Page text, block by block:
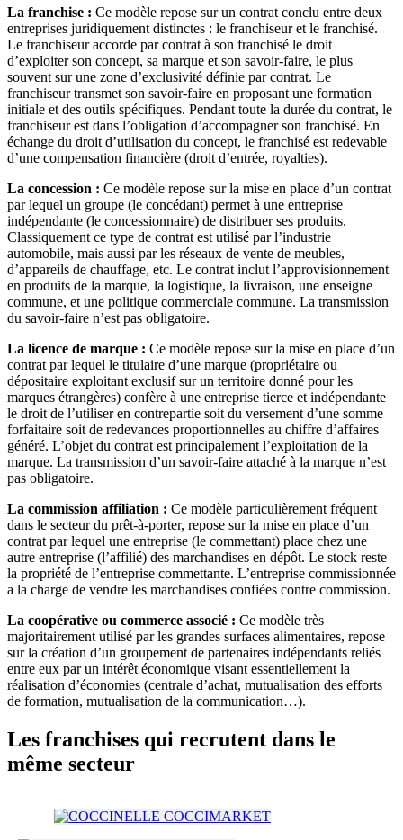
La franchise : Ce modèle repose sur un contrat conclu entre deux
entreprises juridiquement distinctes : le franchiseur et le franchisé.
Le franchiseur accorde par contrat à son franchisé le droit
d’exploiter son concept, sa marque et son savoir-faire, le plus
souvent sur une zone d’exclusivité définie par contrat. Le
franchiseur transmet son savoir-faire en proposant une formation
initiale et des outils spécifiques. Pendant toute la durée du contrat, le
franchiseur est dans l’obligation d’accompagner son franchisé. En
échange du droit d’utilisation du concept, le franchisé est redevable
d’une compensation financière (droit d’entrée, royalties).
La concession : Ce modèle repose sur la mise en place d’un contrat
par lequel un groupe (le concédant) permet à une entreprise
indépendante (le concessionnaire) de distribuer ses produits.
Classiquement ce type de contrat est utilisé par l’industrie
automobile, mais aussi par les réseaux de vente de meubles,
d’appareils de chauffage, etc. Le contrat inclut l’approvisionnement
en produits de la marque, la logistique, la livraison, une enseigne
commune, et une politique commerciale commune. La transmission
du savoir-faire n’est pas obligatoire.
La licence de marque : Ce modèle repose sur la mise en place d’un
contrat par lequel le titulaire d’une marque (propriétaire ou
dépositaire exploitant exclusif sur un territoire donné pour les
marques étrangères) confère à une entreprise tierce et indépendante
le droit de l’utiliser en contrepartie soit du versement d’une somme
forfaitaire soit de redevances proportionnelles au chiffre d’affaires
généré. L’objet du contrat est principalement l’exploitation de la
marque. La transmission d’un savoir-faire attaché à la marque n’est
pas obligatoire.
La commission affiliation : Ce modèle particulièrement fréquent
dans le secteur du prêt-à-porter, repose sur la mise en place d’un
contrat par lequel une entreprise (le commettant) place chez une
autre entreprise (l’affilié) des marchandises en dépôt. Le stock reste
la propriété de l’entreprise commettante. L’entreprise commissionnée
a la charge de vendre les marchandises confiées contre commission.
La coopérative ou commerce associé : Ce modèle très
majoritairement utilisé par les grandes surfaces alimentaires, repose
sur la création d’un groupement de partenaires indépendants reliés
entre eux par un intérêt économique visant essentiellement la
réalisation d’économies (centrale d’achat, mutualisation des efforts
de formation, mutualisation de la communication…).
Les franchises qui recrutent dans le
même secteur